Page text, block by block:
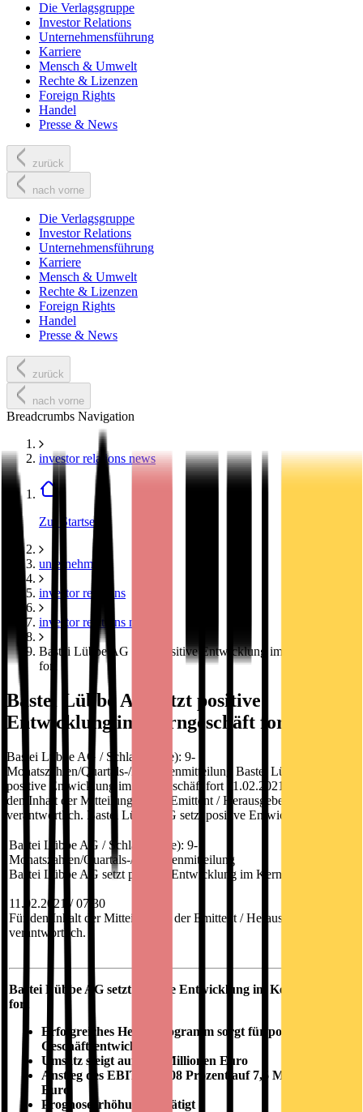
Die Verlagsgruppe
Investor Relations
Unternehmensführung
Karriere
Mensch & Umwelt
Rechte & Lizenzen
Foreign Rights
Handel
Presse & News
zurück
nach vorne
Die Verlagsgruppe
Investor Relations
Unternehmensführung
Karriere
Mensch & Umwelt
Rechte & Lizenzen
Foreign Rights
Handel
Presse & News
zurück
nach vorne
Breadcrumbs Navigation
investor relations news
Zur Startseite
unternehmen
investor relations
investor relations news
Bastei Lübbe AG setzt positive Entwicklung im Kerngeschäft
fort
Bastei Lübbe AG setzt positive
Entwicklung im Kerngeschäft fort
Bastei Lübbe AG / Schlagwort(e): 9-
Monatszahlen/Quartals-/Zwischenmitteilung Bastei Lübbe AG setzt
positive Entwicklung im Kerngeschäft fort 11.02.2021 / 07:30 Für
den Inhalt der Mitteilung ist der Emittent / Herausgeber
verantwortlich. Bastei Lübbe AG setzt positive Entwicklung
Bastei Lübbe AG / Schlagwort(e): 9-
Monatszahlen/Quartals-/Zwischenmitteilung
Bastei Lübbe AG setzt positive Entwicklung im Kerngeschäft fort
11.02.2021 / 07:30
Für den Inhalt der Mitteilung ist der Emittent / Herausgeber
verantwortlich.
Bastei Lübbe AG setzt positive Entwicklung im Kerngeschäft
fort
Erfolgreiches Herbstprogramm sorgt für positive
Geschäftsentwicklung
Umsatz steigt auf 70,8 Millionen Euro
Anstieg des EBIT um 108 Prozent auf 7,5 Millionen
Euro
Prognoseerhöhung bestätigt